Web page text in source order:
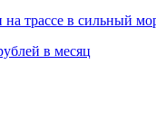
на трассе в сильный
в месяц